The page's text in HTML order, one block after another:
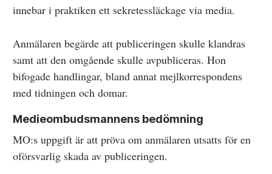
innebar i praktiken ett sekretessläckage via media.
Anmälaren begärde att publiceringen skulle klandras
samt att den omgående skulle avpubliceras. Hon
bifogade handlingar, bland annat mejlkorrespondens
med tidningen och domar.
Medieombudsmannens bedömning
MO:s uppgift är att pröva om anmälaren utsatts för en
oförsvarlig skada av publiceringen.